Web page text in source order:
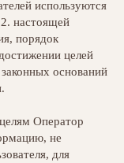
используются
настоящей
порядок
целей
оснований
Оператор
не
для